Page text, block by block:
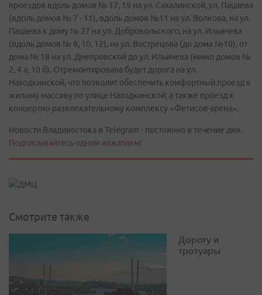
проездов вдоль домов № 17, 19 на ул. Сахалинской, ул. Пацаева
(вдоль домов № 7 - 11), вдоль домов №11 на ул. Волкова, на ул.
Пацаева к дому № 27 на ул. Добровольского, на ул. Ильичева
(вдоль домов № 8, 10, 12), на ул. Вострецова (до дома №10), от
дома № 18 на ул. Днепровской до ул. Ильичева (мимо домов №
2, 4 а, 10 б). Отремонтирована будет дорога на ул.
Находкинской, что позволит обеспечить комфортный проезд к
жилому массиву по улице Находкинской, а также проезд к
концертно-развлекательному комплексу «Фетисов-арена».
Новости Владивостока в Telegram - постоянно в течение дня.
Подписывайтесь одним нажатием!
Смотрите также
Дорогу и
тротуары